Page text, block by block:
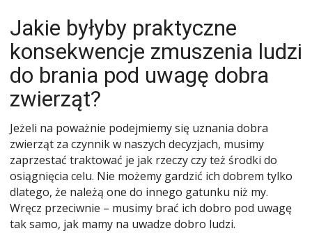
Jakie byłyby praktyczne
konsekwencje zmuszenia ludzi
do brania pod uwagę dobra
zwierząt?
Jeżeli na poważnie podejmiemy się uznania dobra
zwierząt za czynnik w naszych decyzjach, musimy
zaprzestać traktować je jak rzeczy czy też środki do
osiągnięcia celu. Nie możemy gardzić ich dobrem tylko
dlatego, że należą one do innego gatunku niż my.
Wręcz przeciwnie – musimy brać ich dobro pod uwagę
tak samo, jak mamy na uwadze dobro ludzi.